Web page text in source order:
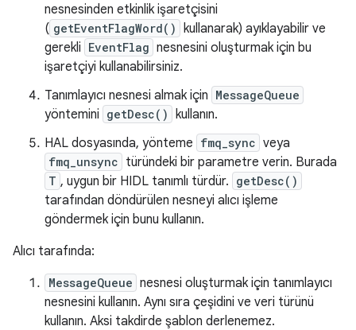
nesnesinden etkinlik işaretçisini
( getEventFlagWord() kullanarak) ayıklayabilir ve
gerekli EventFlag nesnesini oluşturmak için bu
işaretçiyi kullanabilirsiniz.
Tanımlayıcı nesnesi almak için MessageQueue
yöntemini getDesc() kullanın.
HAL dosyasında, yönteme fmq_sync veya
fmq_unsync türündeki bir parametre verin. Burada
T , uygun bir HIDL tanımlı türdür. getDesc()
tarafından döndürülen nesneyi alıcı işleme
göndermek için bunu kullanın.
Alıcı tarafında:
MessageQueue nesnesi oluşturmak için tanımlayıcı
nesnesini kullanın. Aynı sıra çeşidini ve veri türünü
kullanın. Aksi takdirde şablon derlenemez.